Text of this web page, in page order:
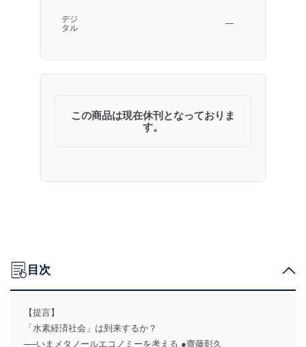
デジ
タル
―
この商品は現在休刊となっておりま
す。
目次
【提言】
「水素経済社会」は到来するか？
──いまメタノールエコノミーを考える ●齋藤彰久